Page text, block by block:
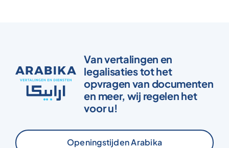
Van vertalingen en
legalisaties tot het
opvragen van documenten
en meer, wij regelen het
voor u!
Openingstijden Arabika